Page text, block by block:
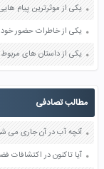
یکی از خاطرات حضور خود در نماز
یکی از داستان های مربوط به زندگی
مطالب تصادفی
آنچه آب در آن جاری می
آیا تاکنون در اکتشافات